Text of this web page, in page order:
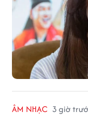
ÂM NHẠC 3 giờ